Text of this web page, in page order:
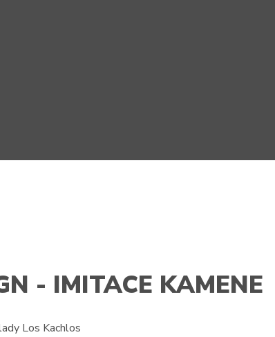
- IMITACE KAMENE
Los Kachlos